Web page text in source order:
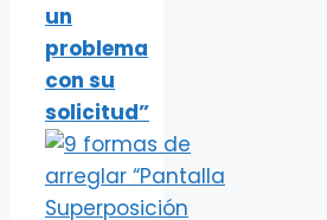
un
problema
con su
solicitud”